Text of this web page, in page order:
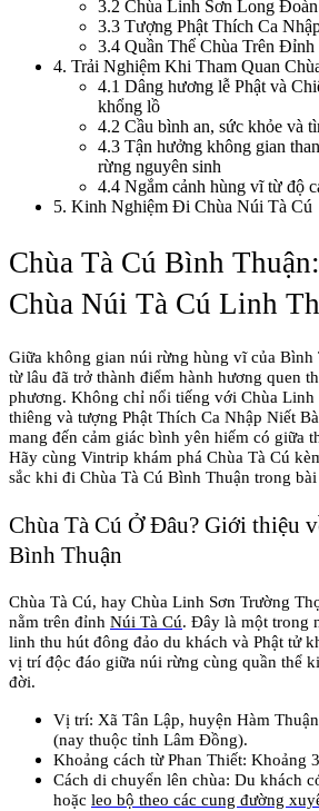
3.2 Chùa Linh Sơn Long Đoàn
3.3 Tượng Phật Thích Ca
3.4 Quần Thể Chùa Trên Đỉnh
4. Trải Nghiệm Khi Tham Quan
4.1 Dâng hương lễ Phật và
khổng lồ
4.2 Cầu bình an, sức khỏe và
4.3 Tận hưởng không gian
rừng nguyên sinh
4.4 Ngắm cảnh hùng vĩ từ độ
5. Kinh Nghiệm Đi Chùa Núi Tà Cú
Chùa Tà Cú Bình
Chùa Núi Tà Cú Linh
Giữa không gian núi rừng hùng vĩ của Bình
từ lâu đã trở thành điểm hành hương quen
phương. Không chỉ nổi tiếng với Chùa Linh
thiêng và tượng Phật Thích Ca Nhập Niết
mang đến cảm giác bình yên hiếm có giữa
Hãy cùng Vintrip khám phá Chùa Tà Cú
sắc khi đi Chùa Tà Cú Bình Thuận trong
Chùa Tà Cú Ở Đâu? Giới thiệu
Bình Thuận
Chùa Tà Cú, hay Chùa Linh Sơn Trường
nằm trên đỉnh Núi Tà Cú. Đây là một trong
linh thu hút đông đảo du khách và Phật tử
vị trí độc đáo giữa núi rừng cùng quần thể
đời.
Vị trí: Xã Tân Lập, huyện Hàm
(nay thuộc tỉnh Lâm Đồng).
Khoảng cách từ Phan Thiết: Khoảng
Cách di chuyển lên chùa: Du khách
hoặc leo bộ theo các cung đường